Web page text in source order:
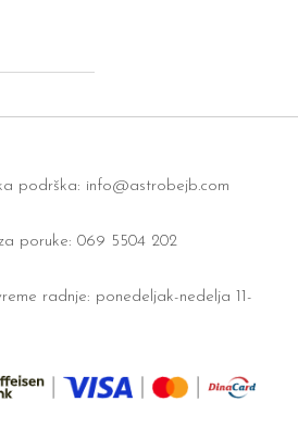
podrška: info@astrobejb.com
za poruke: 069 5504 202
radnje: ponedeljak-nedelja 11-